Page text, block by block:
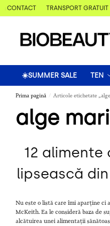
CONTACT TRANSPORT GRATUIT
☀️SUMMER SALE TEN
Prima pagină / Articole etichetate
alge
12 alimente
lipsească
Nu este o listă care îmi aparține
McKeith. Ea le consideră baza de
alcătuirea unei alimentații